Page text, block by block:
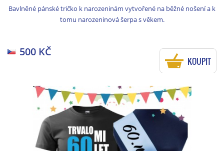
Bavlněné pánské tričko k narozeninám vytvořené na běžné nošení a k
tomu narozeninová šerpa s věkem.
500 KČ
KOUPIT